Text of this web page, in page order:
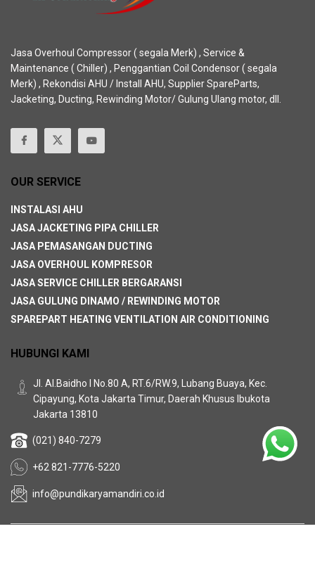
Jasa Overhoul Compressor ( segala Merk) , Service &
Maintenance ( Chiller) , Penggantian Coil Condensor ( segala
Merk) , Rekondisi AHU / Install AHU, Supplier SpareParts,
Jacketing, Ducting, Rewinding Motor/ Gulung Ulang motor, dll.
OUR SERVICE
INSTALASI AHU
JASA JACKETING PIPA CHILLER
JASA PEMASANGAN DUCTING
JASA OVERHOUL KOMPRESOR
JASA SERVICE CHILLER BERGARANSI
JASA GULUNG DINAMO / REWINDING MOTOR
SPAREPART HEATING VENTILATION AIR CONDITIONING
HUBUNGI KAMI
Jl. Al.Baidho I No.80 A, RT.6/RW.9, Lubang Buaya, Kec.
Cipayung, Kota Jakarta Timur, Daerah Khusus Ibukota
Jakarta 13810
(021) 840-7279
+62 821-7776-5220
info@pundikaryamandiri.co.id